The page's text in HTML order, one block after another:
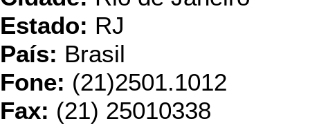
Estado: RJ
País: Brasil
Fone: (21)2501.1012
Fax: (21) 25010338